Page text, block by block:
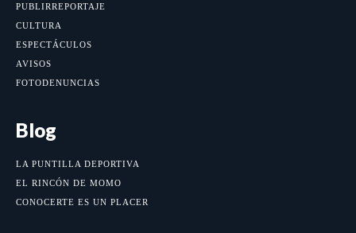
PUBLIRREPORTAJE
CULTURA
ESPECTÁCULOS
AVISOS
FOTODENUNCIAS
Blog
LA PUNTILLA DEPORTIVA
EL RINCÓN DE MOMO
CONOCERTE ES UN PLACER